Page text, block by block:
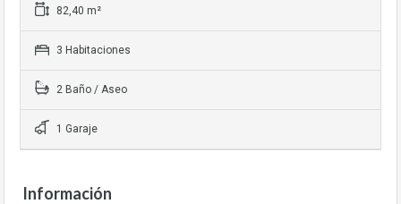
82,40 m²
3 Habitaciones
2 Baño / Aseo
1 Garaje
Información